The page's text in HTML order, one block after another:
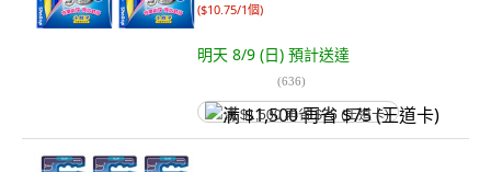
($10.75/1個)
明天 8/9 (日) 預計送達
(636)
满 $1,500 再省 $75 (王道卡)